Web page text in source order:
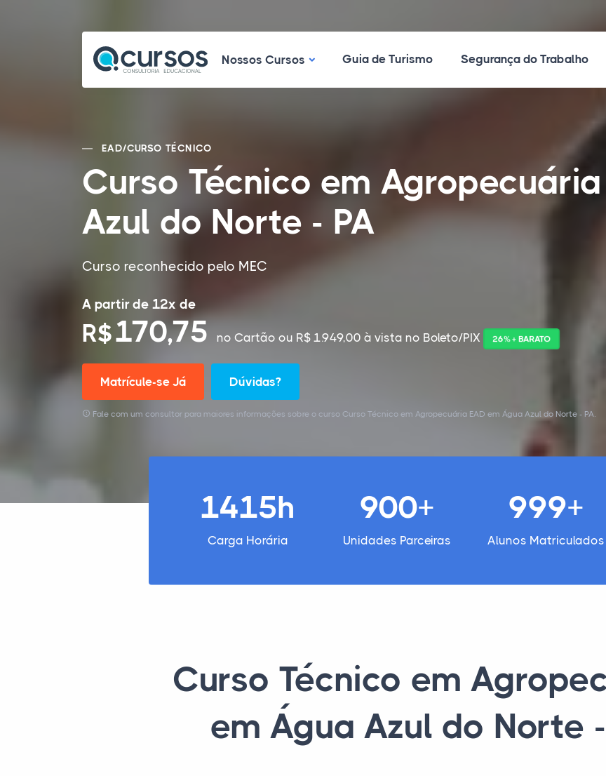
Nossos CursosNossos Cursos
Guia de Turismo Segurança do Trabalho
EAD/CURSO TÉCNICO
Curso Técnico em
Azul do Norte - PA
Curso reconhecido pelo MEC
A partir de 12x de
R$170,75 no Cartão ou R$ 1.949,00 à vista no Boleto/PIX 26% + BARATO
Matrícule-se Já Dúvidas?
Fale com um consultor para maiores informações sobre o curso Curso Técnico em Agropecuária EAD em Água Azul do Norte - PA.
1415h
Carga Horária
900+
Unidades Parceiras
999+
Alunos Matriculados
Curso Técnico em
em Água Azul do Norte